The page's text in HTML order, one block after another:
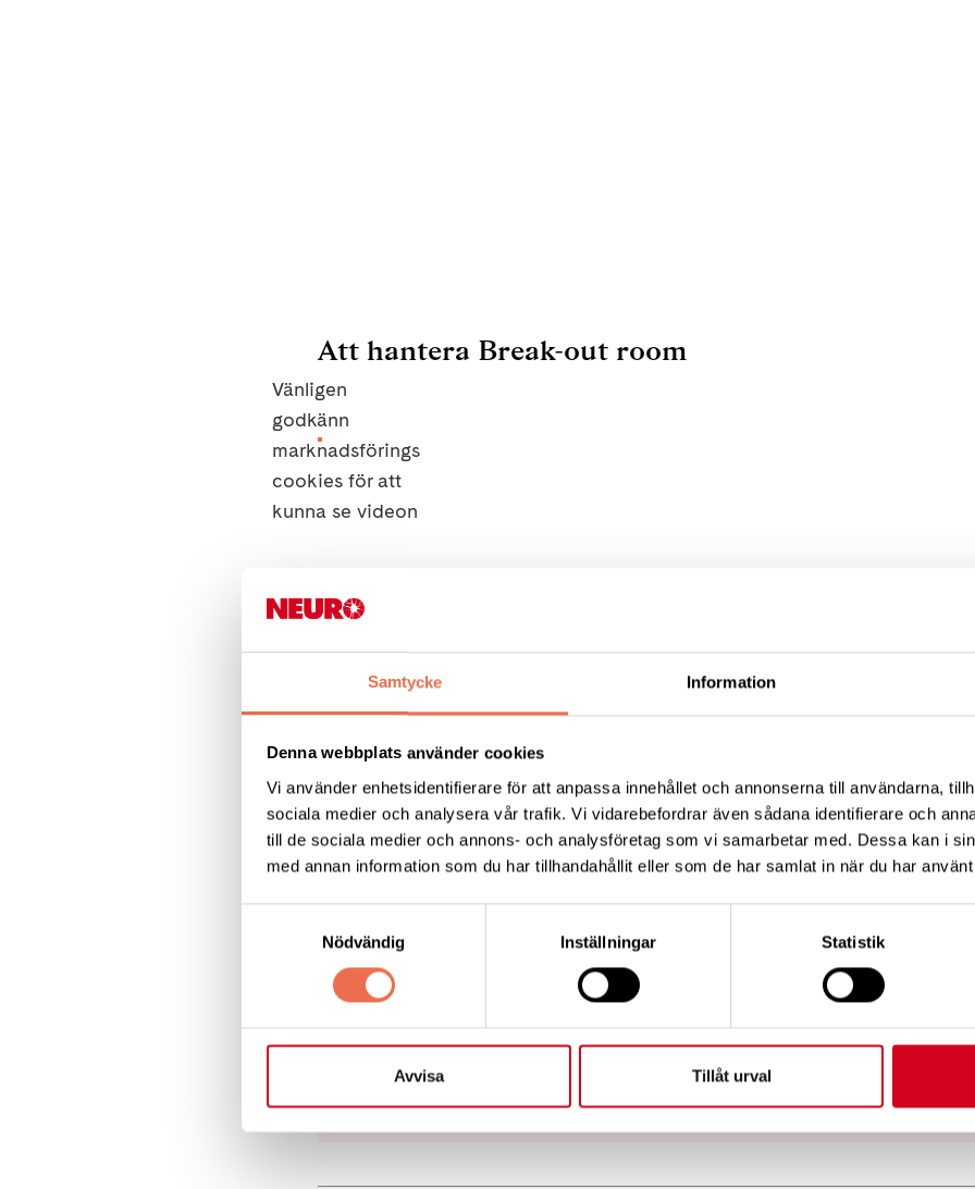
Samtycke Information
Denna webbplats använder cookies
Vi använder enhetsidentifierare för att anpassa innehållet och annonserna till användarna,
sociala medier och analysera vår trafik. Vi vidarebefordrar även sådana identifierare och
till de sociala medier och annons- och analysföretag som vi samarbetar med. Dessa kan i
med annan information som du har tillhandahållit eller som de har samlat in när du har
Nödvändig
Inställningar Statistik
Avvisa Tillåt urval
Att hantera Break-out room
Vänligen
godkänn
marknadsförings
cookies för att
kunna se videon
Ändra cookies inställningar